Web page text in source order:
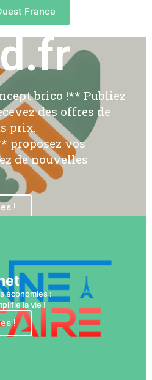
France
brico !** Publiez
des offres de
prix.
proposez vos
de nouvelles
!
économies :
la vie !
!